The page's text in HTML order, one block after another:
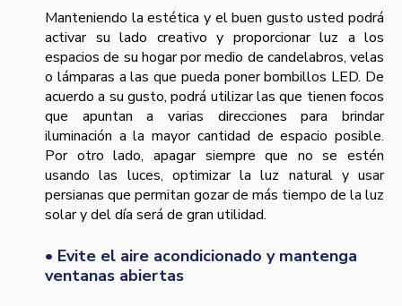
Manteniendo la estética y el buen gusto usted podrá
activar su lado creativo y proporcionar luz a los
espacios de su hogar por medio de candelabros, velas
o lámparas a las que pueda poner bombillos LED. De
acuerdo a su gusto, podrá utilizar las que tienen focos
que apuntan a varias direcciones para brindar
iluminación a la mayor cantidad de espacio posible.
Por otro lado, apagar siempre que no se estén
usando las luces, optimizar la luz natural y usar
persianas que permitan gozar de más tiempo de la luz
solar y del día será de gran utilidad.
• Evite el aire acondicionado y mantenga
ventanas abiertas